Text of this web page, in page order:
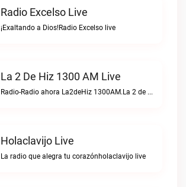
Radio Excelso Live
¡Exaltando a Dios!Radio Excelso live
La 2 De Hiz 1300 AM Live
Radio-Radio ahora La2deHiz 1300AM.La 2 de Hiz 1300 AM live
Holaclavijo Live
La radio que alegra tu corazónholaclavijo live